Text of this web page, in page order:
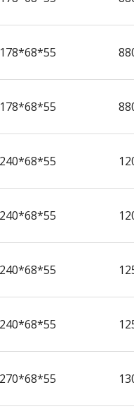
178*68*55
178*68*55
240*68*55
240*68*55
240*68*55
240*68*55
270*68*55